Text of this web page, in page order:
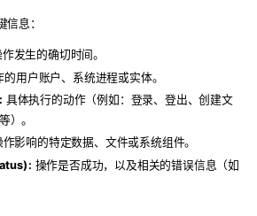
息：
发生的确切时间。
的用户账户、系统进程或实体。
具体执行的动作（例如：登录、登出、创建文
）。
作影响的特定数据、文件或系统组件。
操作是否成功，以及相关的错误信息（如